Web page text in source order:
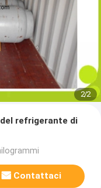
2/2
refrigerante di
Contattaci